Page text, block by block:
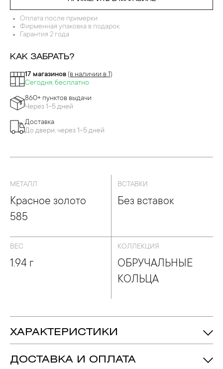
Оплата после примерки
Фирменная упаковка в подарок
Гарантия 2 года
КАК ЗАБРАТЬ?
17 магазинов (в наличии в 1)
Сегодня, бесплатно
860+ пунктов выдачи
Через 1-5 дней
Доставка
До двери, через 1-5 дней
МЕТАЛЛ
Красное золото
585
ВСТАВКИ
Без вставок
ВЕС
1.94 г
КОЛЛЕКЦИЯ
ОБРУЧАЛЬНЫЕ
КОЛЬЦА
ХАРАКТЕРИСТИКИ
Ширина: 4 мм
ДОСТАВКА И ОПЛАТА